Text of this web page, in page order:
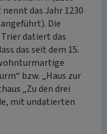
das Jahr 1230
Die
datiert das
das seit dem 15.
bzw. „Haus zur
„Zu den drei
mit undatierten